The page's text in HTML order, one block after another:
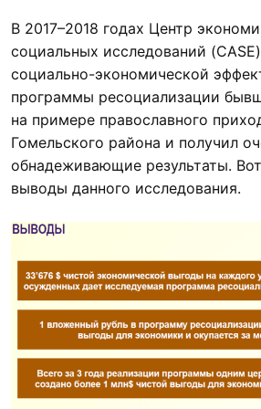
В 2017–2018 годах Центр
социальных исследований
социально-экономической
программы ресоциализации
на примере православного
Гомельского района и получил
обнадеживающие результаты.
выводы данного исследования.